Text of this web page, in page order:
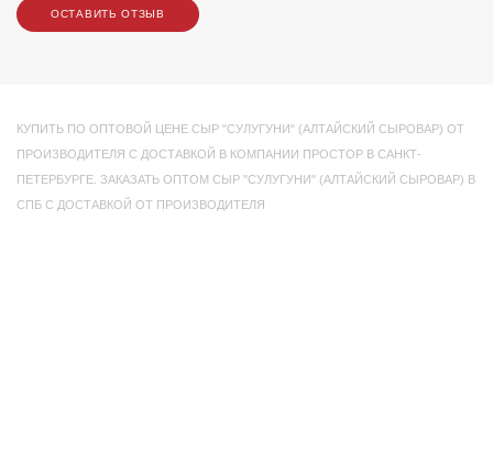
ОСТАВИТЬ ОТЗЫВ
КУПИТЬ ПО ОПТОВОЙ ЦЕНЕ СЫР "СУЛУГУНИ" (АЛТАЙСКИЙ СЫРОВАР) ОТ
ПРОИЗВОДИТЕЛЯ С ДОСТАВКОЙ В КОМПАНИИ ПРОСТОР В САНКТ-
ПЕТЕРБУРГЕ. ЗАКАЗАТЬ ОПТОМ СЫР "СУЛУГУНИ" (АЛТАЙСКИЙ СЫРОВАР) В
СПБ С ДОСТАВКОЙ ОТ ПРОИЗВОДИТЕЛЯ